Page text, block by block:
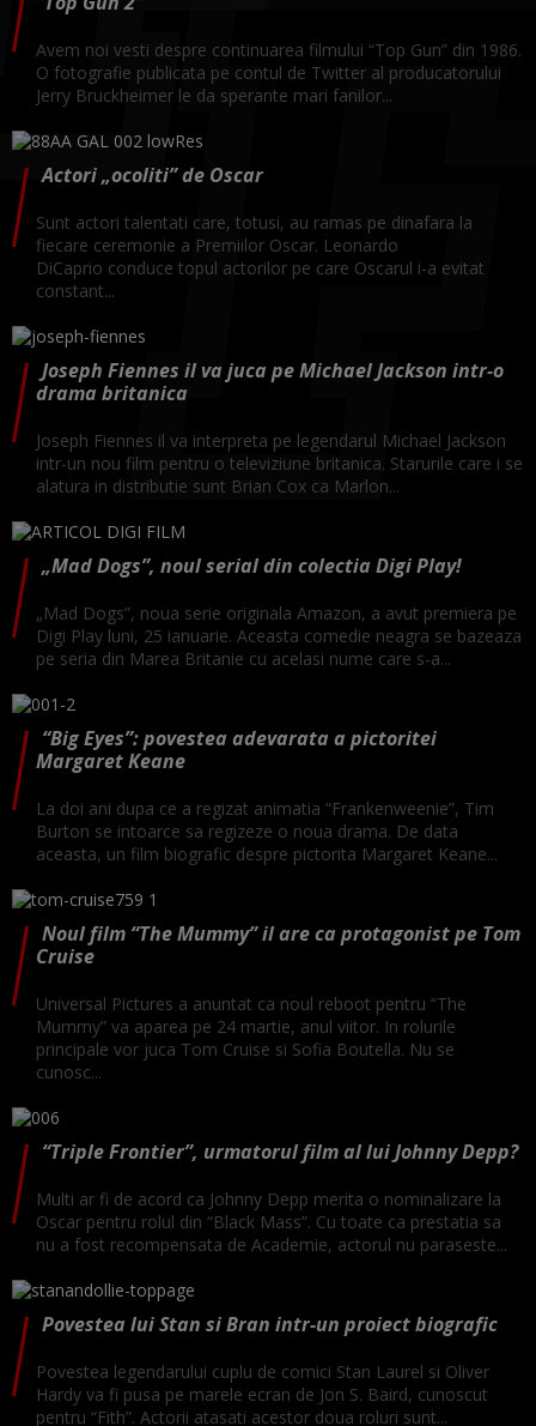
Avem noi vesti despre continuarea filmului “Top Gun” din 1986.
O fotografie publicata pe contul de Twitter al producatorului
Jerry Bruckheimer le da sperante mari fanilor...
Actori „ocoliti” de Oscar
Sunt actori talentati care, totusi, au ramas pe dinafara la
fiecare ceremonie a Premiilor Oscar. Leonardo
DiCaprio conduce topul actorilor pe care Oscarul i-a evitat
constant...
Joseph Fiennes il va juca pe Michael Jackson intr-o
drama britanica
Joseph Fiennes il va interpreta pe legendarul Michael Jackson
intr-un nou film pentru o televiziune britanica. Starurile care i se
alatura in distributie sunt Brian Cox ca Marlon...
„Mad Dogs”, noul serial din colectia Digi Play!
„Mad Dogs”, noua serie originala Amazon, a avut premiera pe
Digi Play luni, 25 ianuarie. Aceasta comedie neagra se bazeaza
pe seria din Marea Britanie cu acelasi nume care s-a...
“Big Eyes”: povestea adevarata a pictoritei
Margaret Keane
La doi ani dupa ce a regizat animatia “Frankenweenie”, Tim
Burton se intoarce sa regizeze o noua drama. De data
aceasta, un film biografic despre pictorita Margaret Keane...
Noul film “The Mummy” il are ca protagonist pe Tom
Cruise
Universal Pictures a anuntat ca noul reboot pentru “The
Mummy” va aparea pe 24 martie, anul viitor. In rolurile
principale vor juca Tom Cruise si Sofia Boutella. Nu se
cunosc...
“Triple Frontier”, urmatorul film al lui Johnny Depp?
Multi ar fi de acord ca Johnny Depp merita o nominalizare la
Oscar pentru rolul din “Black Mass”. Cu toate ca prestatia sa
nu a fost recompensata de Academie, actorul nu paraseste...
Povestea lui Stan si Bran intr-un proiect biografic
Povestea legendarului cuplu de comici Stan Laurel si Oliver
Hardy va fi pusa pe marele ecran de Jon S. Baird, cunoscut
pentru “Fith”. Actorii atasati acestor doua roluri sunt...